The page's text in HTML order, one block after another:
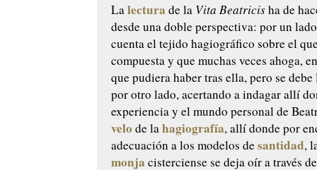
Lalectura de la Vita Beatricisha de
desde una doble perspectiva: por un
cuenta el tejido hagiográfico sobre el
compuesta y que muchas veces ahoga,
que pudiera haber tras ella, pero se
por otro lado, acertando a indagar allí
experiencia y el mundo personal de
velo de lahagiografía, allí donde por
adecuación a los modelos desantidad,
monja cisterciense se deja oír a través